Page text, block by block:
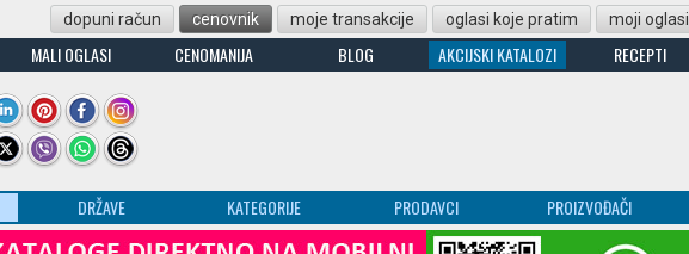
dopuni račun cenovnik moje transakcije oglasi koje pratim moji oglasi
MALI OGLASI CENOMANIJA BLOG AKCIJSKI KATALOZI RECEPTI
DRŽAVE KATEGORIJE PRODAVCI PROIZVOĐAČI